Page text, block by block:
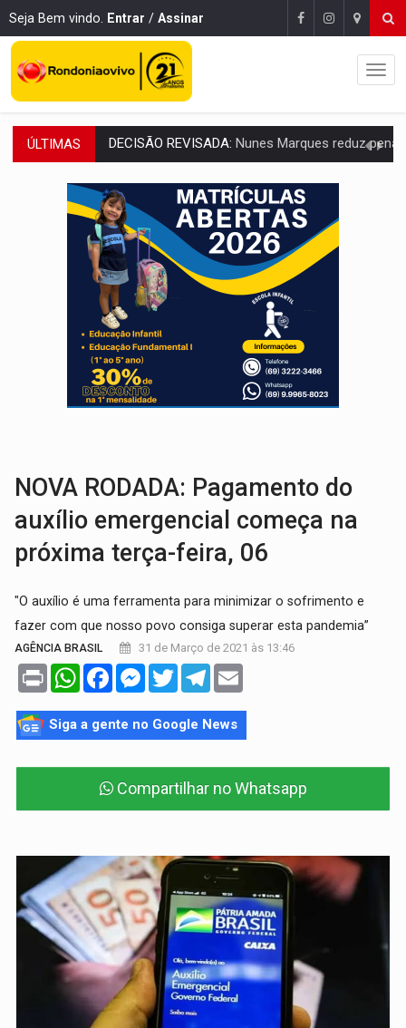
Seja Bem vindo. Entrar / Assinar
ÚLTIMAS CONEXÃO RONDONIAOVIVO:Museólogo Antônio Ocampo lança livro
ELEIÇÕES 2026:Patrimônio de candidata a deputada federal do PL salta R$ 1
VÍDEO:Quadrilha é flagrada com cerca de 200 porções
BAIRRO TEIXEIRÃO:MPF cobra regularização fundiária da
SUCESSO NA ABERTURA:2ª Feira Rondônia Empreendedora segue no Espaço
REESTRUTURAÇÃO: Secretário da Seinfra de Porto Velho pede
SAÚDE INDÍGENA: Pirahã terão consultas e exames especializados durante
ECONOMIA: Dia dos pais deve movimentar R$ 8,5 bilhões e RO
NOVA RODADA: Pagamento do
auxílio emergencial começa na
próxima terça-feira, 06
"O auxílio é uma ferramenta para minimizar o sofrimento e
fazer com que nosso povo consiga superar esta pandemia”
AGÊNCIA BRASIL 31 de Março de 2021 às 13:46
Print WhatsAppFacebookMessenger
TwitterTelegram
Siga a gente no Google News
Compartilhar no Whatsapp